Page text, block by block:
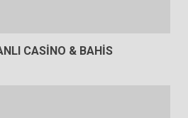
CASİNO & BAHİS